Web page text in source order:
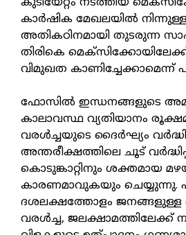
കുടിയേറ്റം നടത്തിയ
കാർഷിക ​മേഖലയിൽ
അതികഠിനമായി തുടരുന്ന
തിരികെ
വിമുഖത കാണിച്ചേക്കാമെന്ന്
ഫോസിൽ ഇന്ധനങ്ങളുടെ
കാലാവസ്ഥ വ്യതിയാനം
വരൾച്ചയുടെ ദൈർഘ്യം
അന്തരീക്ഷത്തിലെ ചൂട്
കൊടുങ്കാറ്റിനും ശക്തമായ
കാരണമാവുകയും ചെയ്യുന്നു.
ദശലക്ഷത്തോളം ജനങ്ങളുള്ള
വരൾച്ച, ജലക്ഷാമത്തിലേക്ക്